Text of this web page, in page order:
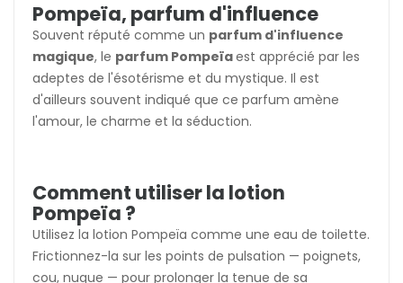
Pompeïa, parfum d'influence
Souvent réputé comme un parfum d'influence
magique, le parfum Pompeïaest apprécié par les
adeptes de l'ésotérisme et du mystique. Il est
d'ailleurs souvent indiqué que ce parfum amène
l'amour, le charme et la séduction.
Comment utiliser la lotion
Pompeïa ?
Utilisez la lotion Pompeïa comme une eau de toilette.
Frictionnez-la sur les points de pulsation — poignets,
cou, nuque — pour prolonger la tenue de sa